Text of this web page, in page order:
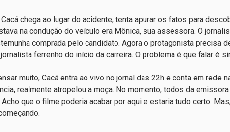
Cacá chega ao lugar do acidente, tenta apurar os fatos para
na condução do veículo era Mônica, sua assessora. O
comprada pelo candidato. Agora o protagonista precisa
ferrenho do início da carreira. O problema é que falar é
muito, Cacá entra ao vivo no jornal das 22h e conta em rede
realmente atropelou a moça. No momento, todos da
Acho que o filme poderia acabar por aqui e estaria tudo certo.